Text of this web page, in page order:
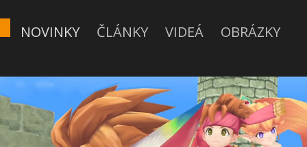
NOVINKY ČLÁNKY VIDEÁ OBRÁZKY